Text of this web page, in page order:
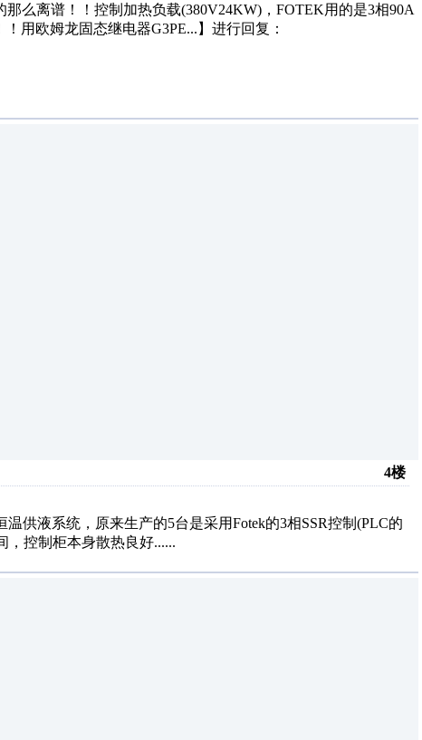
离谱！！控制加热负载(380V24KW)，FOTEK用的是3相90A
用欧姆龙固态继电器G3PE...】进行回复：
4楼
供液系统，原来生产的5台是采用Fotek的3相SSR控制(PLC的
，控制柜本身散热良好......